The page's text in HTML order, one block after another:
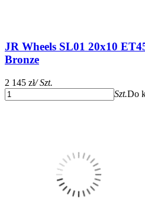
JR Wheels SL01 20x10
Bronze
2 145 zł/ Szt.
Szt.Do